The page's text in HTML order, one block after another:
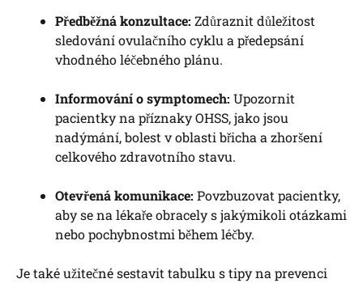
Předběžná konzultace: Zdůraznit důležitost
sledování ovulačního cyklu a předepsání
vhodného léčebného plánu.
Informování o symptomech: Upozornit
pacientky na příznaky OHSS, jako jsou
nadýmání, bolest v oblasti břicha a zhoršení
celkového zdravotního stavu.
Otevřená komunikace: Povzbuzovat pacientky,
aby se na lékaře obracely s jakýmikoli otázkami
nebo pochybnostmi během léčby.
Je také užitečné sestavit tabulku s tipy na prevenci